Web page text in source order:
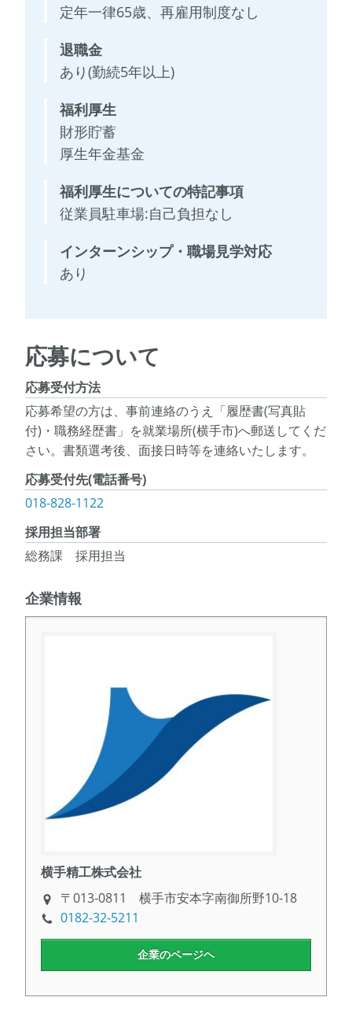
定年一律65歳、再雇用制度なし
退職金
あり(勤続5年以上)
福利厚生
財形貯蓄
厚生年金基金
福利厚生についての特記事項
従業員駐車場:自己負担なし
インターンシップ・職場見学対応
あり
応募について
応募受付方法
応募希望の方は、事前連絡のうえ「履歴書(写真貼
付)・職務経歴書」を就業場所(横手市)へ郵送してくだ
さい。書類選考後、面接日時等を連絡いたします。
応募受付先(電話番号)
018-828-1122
採用担当部署
総務課 採用担当
企業情報
横手精工株式会社
〒013-0811 横手市安本字南御所野10-18
0182-32-5211
企業のページヘ